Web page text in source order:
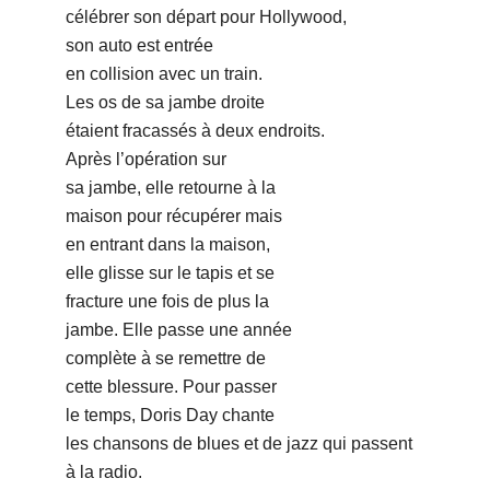
célébrer son départ pour Hollywood,
son auto est entrée
en collision avec un train.
Les os de sa jambe droite
étaient fracassés à deux endroits.
Après l’opération sur
sa jambe, elle retourne à la
maison pour récupérer mais
en entrant dans la maison,
elle glisse sur le tapis et se
fracture une fois de plus la
jambe. Elle passe une année
complète à se remettre de
cette blessure. Pour passer
le temps, Doris Day chante
les chansons de blues et de jazz qui passent
à la radio.